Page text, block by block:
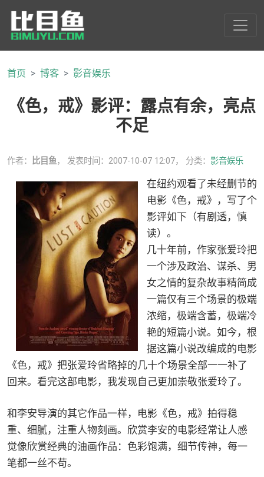
首页 博客 影音娱乐
《色，戒》影评：露点有余，亮点
不足
作者： 比目鱼， 发表时间：2007-10-07 12:07， 分类： 影音娱乐
在纽约观看了未经删节的
电影《色，戒》，写了个
影评如下（有剧透，慎
读）。
几十年前，作家张爱玲把
一个涉及政治、谋杀、男
女之情的复杂故事精简成
一篇仅有三个场景的极端
浓缩，极端含蓄，极端冷
艳的短篇小说。如今，根
据这篇小说改编成的电影
《色，戒》把张爱玲省略掉的几十个场景全部一一补了
回来。看完这部电影，我发现自己更加崇敬张爱玲了。
和李安导演的其它作品一样，电影《色，戒》拍得稳
重、细腻，注重人物刻画。欣赏李安的电影经常让人感
觉像欣赏经典的油画作品：色彩饱满，细节传神，每一
笔都一丝不苟。